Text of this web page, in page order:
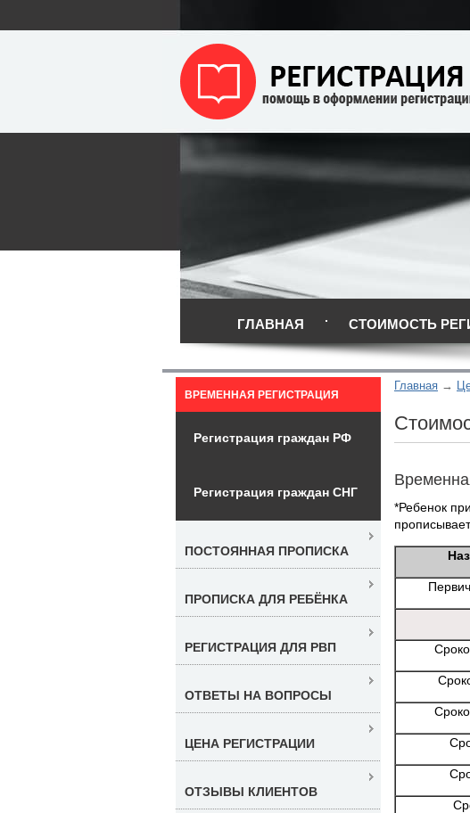
ГЛАВНАЯ СТОИМОСТЬ
Главная
*Ребенок
ВРЕМЕННАЯ РЕГИСТРАЦИЯ
Регистрация граждан РФ
Регистрация граждан СНГ
ПОСТОЯННАЯ ПРОПИСКА
ПРОПИСКА ДЛЯ РЕБЁНКА
РЕГИСТРАЦИЯ ДЛЯ РВП
ОТВЕТЫ НА ВОПРОСЫ
ЦЕНА РЕГИСТРАЦИИ
ОТЗЫВЫ КЛИЕНТОВ